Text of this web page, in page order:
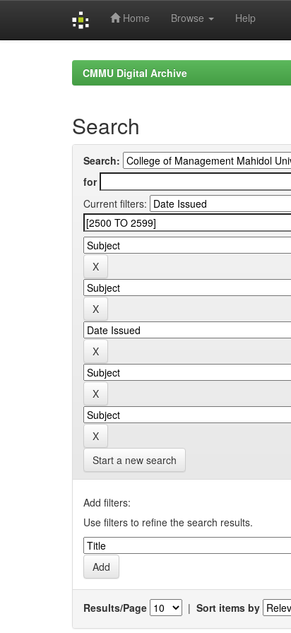
Home Browse Help
CMMU Digital Archive
Search
Search:
for
Current filters:
Start a new search
Add filters:
Use filters to refine the search results.
Results/Page | Sort items by